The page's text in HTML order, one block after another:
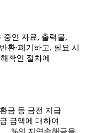
중인 자료, 출력물,
환·폐기하고, 필요 시
확인 절차에
금 등 금전 지급
금액에 대하여